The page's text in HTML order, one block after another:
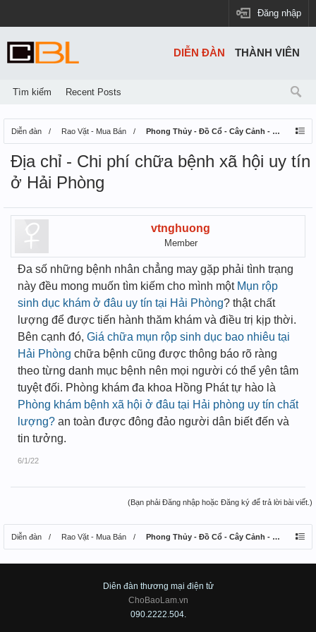
Đăng nhập
Diễn đàn Rao Vặt - Mua Bán Phong Thủy - Đồ Cổ - Cây Cảnh - Thú Nuôi
Địa chỉ - Chi phí chữa bệnh xã hội uy tín
ở Hải Phòng
vtnghuong
Member
Đa số những bệnh nhân chẳng may gặp phải tình trạng
này đều mong muốn tìm kiếm cho mình một Mụn rộp
sinh dục khám ở đâu uy tín tại Hải Phòng? thật chất
lượng để được tiến hành thăm khám và điều trị kịp thời.
Bên cạnh đó, Giá chữa mụn rộp sinh dục bao nhiêu tại
Hải Phòng chữa bệnh cũng được thông báo rõ ràng
theo từng danh mục bệnh nên mọi người có thể yên tâm
tuyệt đối. Phòng khám đa khoa Hồng Phát tự hào là
Phòng khám bệnh xã hội ở đâu tại Hải phòng uy tín chất
lượng? an toàn được đông đảo người dân biết đến và
tin tưởng.
6/1/22
(Bạn phải Đăng nhập hoặc Đăng ký để trả lời bài viết.)
Diễn đàn Rao Vặt - Mua Bán Phong Thủy - Đồ Cổ - Cây Cảnh - Thú Nuôi
DIỄN ĐÀN
Tìm kiếm Recent Posts
THÀNH VIÊN
Diên đàn thương mại điện tử
ChoBaoLam.vn
090.2222.504.